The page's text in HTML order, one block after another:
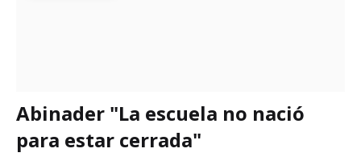
Abinader "La escuela no nació
para estar cerrada"